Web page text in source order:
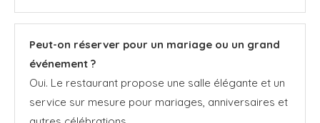
Peut-on réserver pour un mariage ou un grand
événement ?
Oui. Le restaurant propose une salle élégante et un
service sur mesure pour mariages, anniversaires et